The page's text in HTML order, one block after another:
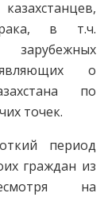
в т.ч.
о
по
точек.
период
граждан из
на